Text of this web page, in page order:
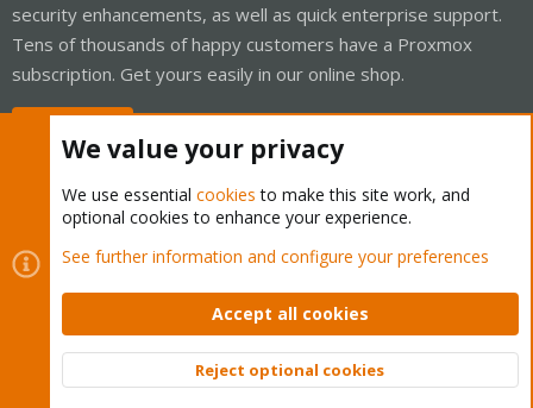
security enhancements, as well as quick enterprise support.
Tens of thousands of happy customers have a Proxmox
subscription. Get yours easily in our online shop.
Cookies
Proxmox Support Forum - Light Mode
Contact us
Terms and rules Privacy policy Help Home
Community platform by XenForo © 2010-2026 XenForo Ltd.
Top
We value your privacy
We use essential cookies to make this site work, and
optional cookies to enhance your experience.
See further information and configure your preferences
Accept all cookies
Reject optional cookies